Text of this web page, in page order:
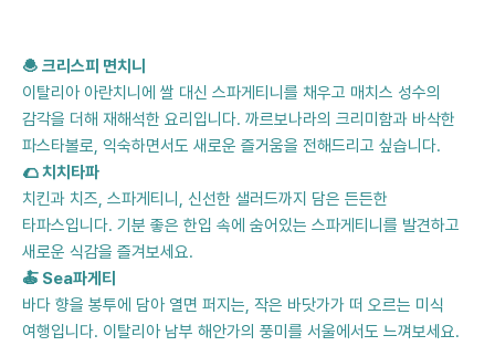
🧆 크리스피 면치니
이탈리아 아란치니에 쌀 대신 스파게티니를 채우고 매치스 성수의
감각을 더해 재해석한 요리입니다. 까르보나라의 크리미함과 바삭한
파스타볼로, 익숙하면서도 새로운 즐거움을 전해드리고 싶습니다.
🌮 치치타파
치킨과 치즈, 스파게티니, 신선한 샐러드까지 담은 든든한
타파스입니다. 기분 좋은 한입 속에 숨어있는 스파게티니를 발견하고
새로운 식감을 즐겨보세요.
🍝 Sea파게티
바다 향을 봉투에 담아 열면 퍼지는, 작은 바닷가가 떠 오르는 미식
여행입니다. 이탈리아 남부 해안가의 풍미를 서울에서도 느껴보세요.